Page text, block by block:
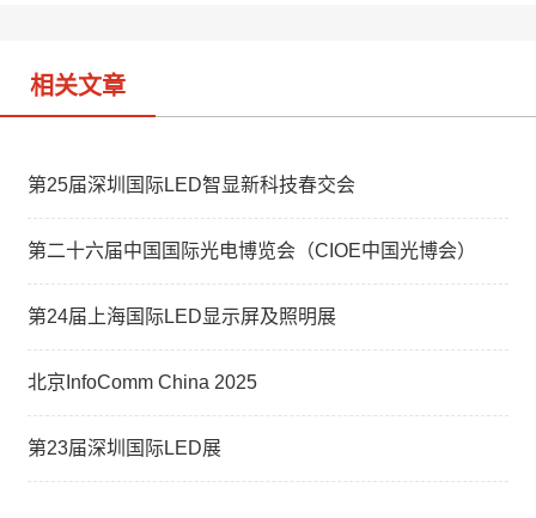
相关文章
第25届深圳国际LED智显新科技春交会
第二十六届中国国际光电博览会（CIOE中国光博会）
第24届上海国际LED显示屏及照明展
北京InfoComm China 2025
第23届深圳国际LED展